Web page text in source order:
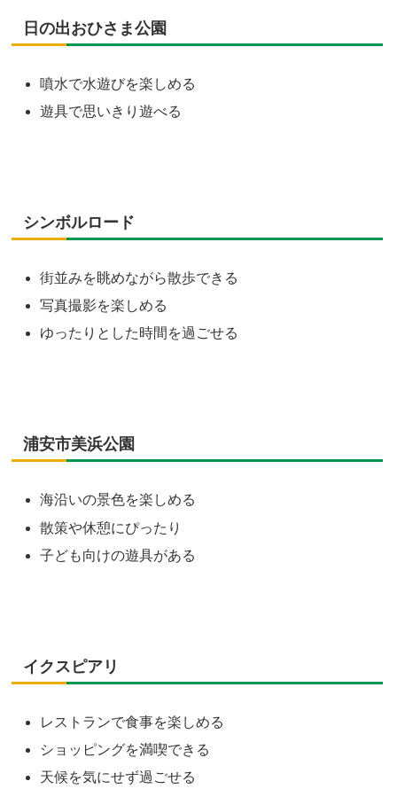
日の出おひさま公園
噴水で水遊びを楽しめる
遊具で思いきり遊べる
シンボルロード
街並みを眺めながら散歩できる
写真撮影を楽しめる
ゆったりとした時間を過ごせる
浦安市美浜公園
海沿いの景色を楽しめる
散策や休憩にぴったり
子ども向けの遊具がある
イクスピアリ
レストランで食事を楽しめる
ショッピングを満喫できる
天候を気にせず過ごせる